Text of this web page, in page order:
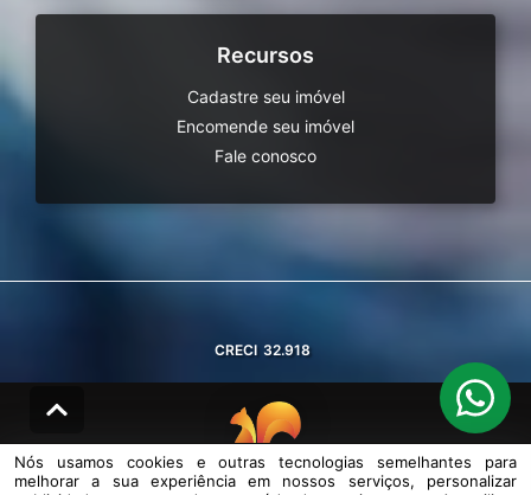
Recursos
Cadastre seu imóvel
Encomende seu imóvel
Fale conosco
CRECI 32.918
© DESENVOLVIDO PELAAGIL.NET
Nós usamos cookies e outras tecnologias semelhantes para
melhorar a sua experiência em nossos serviços, personalizar